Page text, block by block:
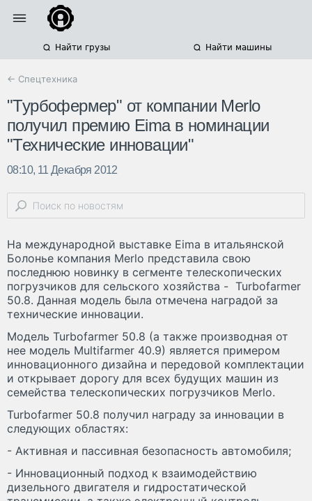
Найти грузы Найти машины
← Спецтехника
"Турбофермер" от компании Merlo
получил премию Eima в номинации
"Технические инновации"
08:10, 11 Декабря 2012
На международной выставке Eima в итальянской
Болонье компания Merlo представила свою
последнюю новинку в сегменте телескопических
погрузчиков для сельского хозяйства - Turbofarmer
50.8. Данная модель была отмечена наградой за
технические инновации.
Модель Turbofarmer 50.8 (а также производная от
нее модель Multifarmer 40.9) является примером
инновационного дизайна и передовой комплектации
и открывает дорогу для всех будущих машин из
семейства телескопических погрузчиков Merlo.
Turbofarmer 50.8 получил награду за инновации в
следующих областях:
- Активная и пассивная безопасность автомобиля;
- Инновационный подход к взаимодействию
дизельного двигателя и гидростатической